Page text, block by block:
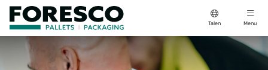
Talen Menu